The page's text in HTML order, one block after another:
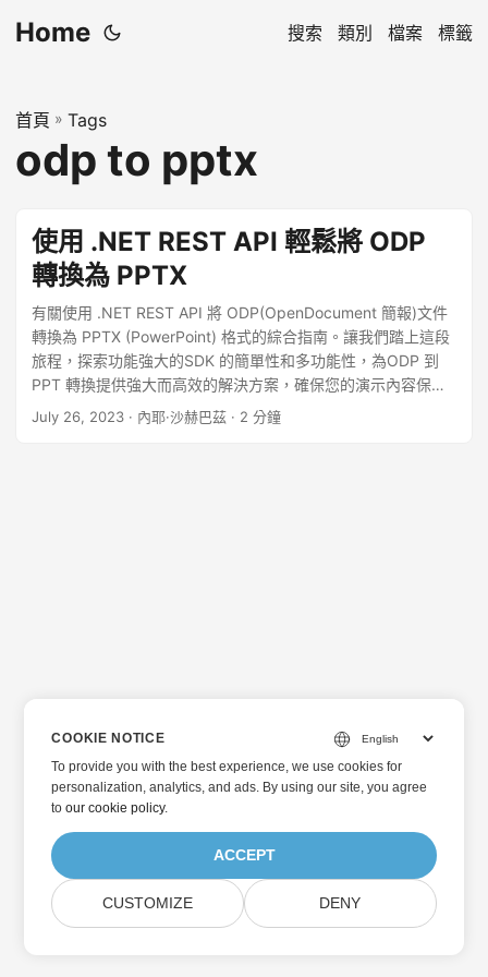
Home 搜索 類別 檔案 標籤
首頁 » Tags
odp to pptx
使用 .NET REST API 輕鬆將 ODP
轉換為 PPTX
有關使用 .NET REST API 將 ODP(OpenDocument 簡報)文件
轉換為 PPTX (PowerPoint) 格式的綜合指南。讓我們踏上這段
旅程，探索功能強大的SDK 的簡單性和多功能性，為ODP 到
PPT 轉換提供強大而高效的解決方案，確保您的演示內容保持
完整，並且您的幻燈片保留其原始格式和佈局。
July 26, 2023 · 內耶·沙赫巴茲 · 2 分鐘
COOKIE NOTICE
To provide you with the best experience, we use cookies for
personalization, analytics, and ads. By using our site, you agree
toour cookie policy.
ACCEPT
CUSTOMIZE DENY